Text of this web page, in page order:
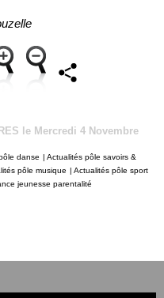
le Mercredi 4 Novembre
danse | Actualités pôle savoirs &
pôle musique | Actualités pôle sport
jeunesse parentalité